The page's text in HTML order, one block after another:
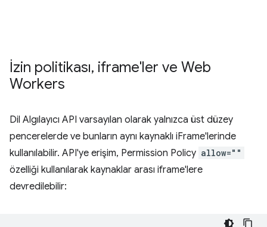
İzin politikası, iframe'ler ve Web
Workers
Dil Algılayıcı API varsayılan olarak yalnızca üst düzey
pencerelerde ve bunların aynı kaynaklı iFrame'lerinde
kullanılabilir. API'ye erişim, Permission Policy allow=""
özelliği kullanılarak kaynaklar arası iframe'lere
devredilebilir: